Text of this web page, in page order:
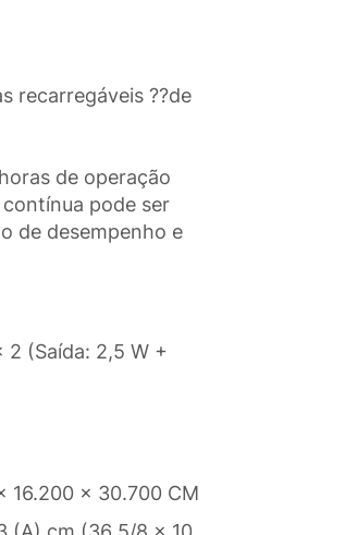
recarregáveis ??de
de operação
pode ser
de desempenho e
(Saída: 2,5 W +
16.200 x 30.700 CM